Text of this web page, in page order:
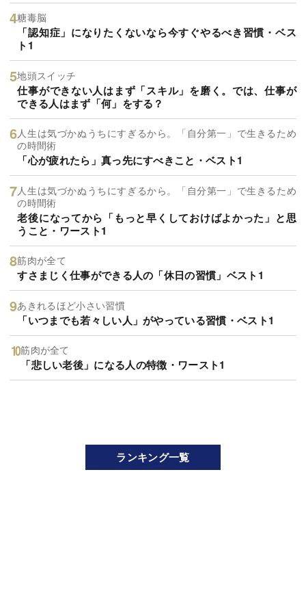
糖毒脳
「認知症」になりたくないなら今すぐやるべき習慣・ベス
ト1
地頭スイッチ
仕事ができない人はまず「スキル」を磨く。では、仕事が
できる人はまず「何」をする？
人生は気づかぬうちにすぎるから。「自分第一」で生きるため
の時間術
「心が疲れたら」真っ先にすべきこと・ベスト1
人生は気づかぬうちにすぎるから。「自分第一」で生きるため
の時間術
老後になってから「もっと早くしておけばよかった」と思
うこと・ワースト1
筋肉が全て
すさまじく仕事ができる人の「休日の習慣」ベスト1
あきれるほど小さい習慣
「いつまでも若々しい人」がやっている習慣・ベスト1
筋肉が全て
「悲しい老後」になる人の特徴・ワースト1
ランキング一覧